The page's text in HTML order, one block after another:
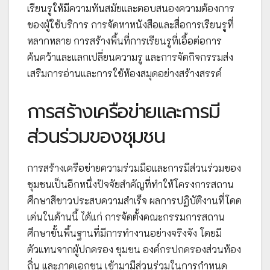
เรียนรูให้มีความทันสมัยและตอบสนองความต้องการ
ของผู้ใช้บริการ การจัดหาหนังสือและสื่อการเรียนรูที่
หลากหลาย การสร้างพื้นที่การเรียนรูที่เอื้อต่อการ
ค้นคว้าและแลกเปลี่ยนความรู และการจัดกิจกรรมส่ง
เสริมการอ่านและการใช้ห้องสมุดอย่างสร้างสรรค์
การสร้างเครือข่ายและการมี
ส่วนร่วมของชุมชน
การสร้างเครือข่ายความร่วมมือและการมีส่วนร่วมของ
ชุมชนเป็นอีกหนึ่งปัจจัยสำคัญที่ทำให้โครงการสถาน
ศึกษาสีขาวประสบความสำเร็จ ผลการปฏิบัติงานที่โดด
เด่นในด้านนี้ ได้แก่ การจัดตั้งคณะกรรมการสถาน
ศึกษาขั้นพื้นฐานที่มีการทำงานอย่างจริงจัง โดยมี
ตัวแทนจากผู้ปกครอง ชุมชน องค์กรปกครองส่วนท้อง
ถิ่น และภาคเอกชน เข้ามามีส่วนร่วมในการกำหนด